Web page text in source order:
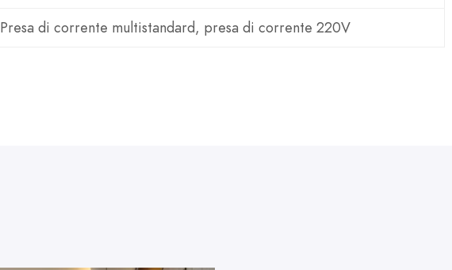
Presa di corrente multistandard, presa di corrente 220V